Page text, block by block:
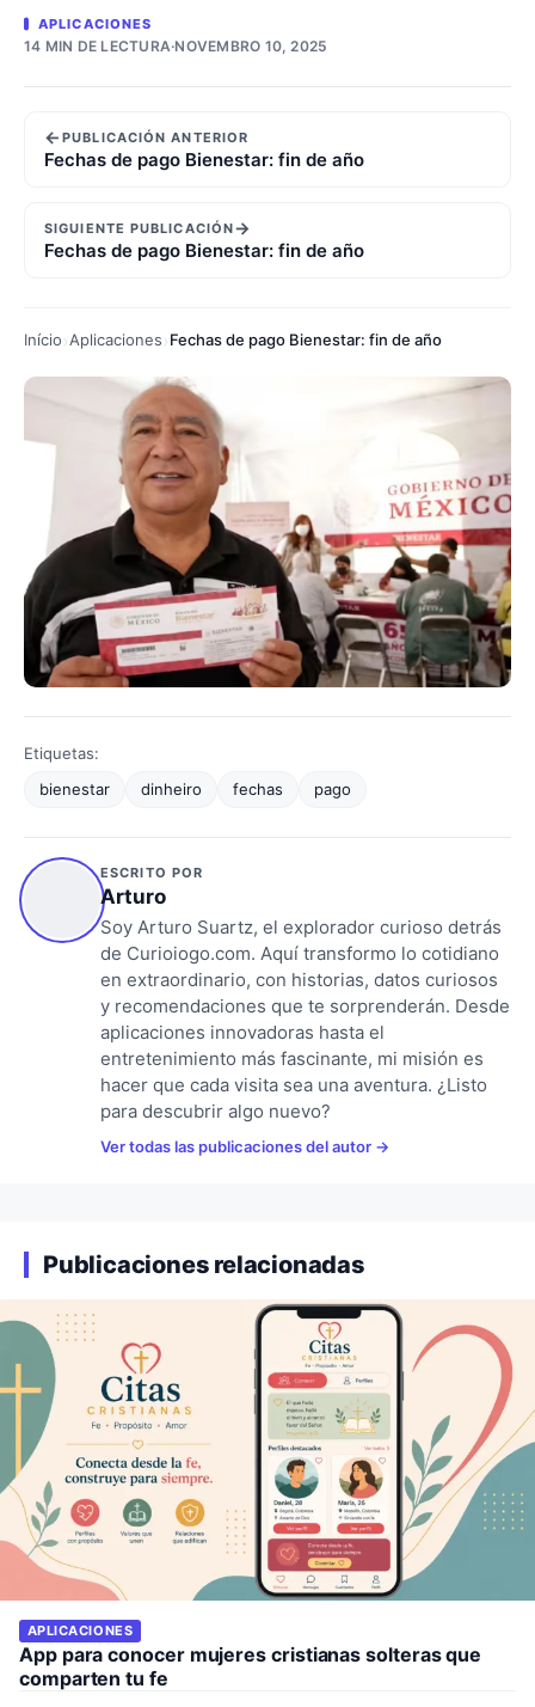
APLICACIONES
14 MIN DE LECTURA·NOVEMBRO 10, 2025
←PUBLICACIÓN ANTERIOR
Fechas de pago Bienestar: fin de año
SIGUIENTE PUBLICACIÓN→
Fechas de pago Bienestar: fin de año
Início Aplicaciones Fechas de pago Bienestar: fin de año
Etiquetas:
bienestar
dinheiro fechas pago
ESCRITO POR
Arturo
Soy Arturo Suartz, el explorador curioso detrás
de Curioiogo.com. Aquí transformo lo cotidiano
en extraordinario, con historias, datos curiosos
y recomendaciones que te sorprenderán. Desde
aplicaciones innovadoras hasta el
entretenimiento más fascinante, mi misión es
hacer que cada visita sea una aventura. ¿Listo
para descubrir algo nuevo?
Ver todas las publicaciones del autor
Publicaciones relacionadas
APLICACIONES
App para conocer mujeres cristianas solteras que
comparten tu fe